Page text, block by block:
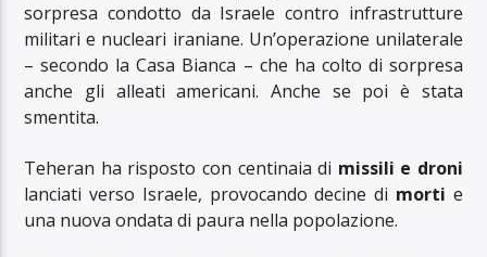
sorpresa condotto da Israele contro infrastrutture
militari e nucleari iraniane. Un’operazione unilaterale
– secondo la Casa Bianca – che ha colto di sorpresa
anche gli alleati americani. Anche se poi è stata
smentita.
Teheran ha risposto con centinaia di missili e droni
lanciati verso Israele, provocando decine di morti e
una nuova ondata di paura nella popolazione.